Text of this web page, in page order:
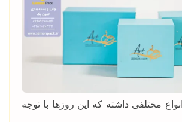
انواع مختلفی داشته که این روزها با توجه